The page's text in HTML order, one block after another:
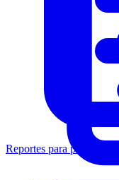
Reportes para prestamistas